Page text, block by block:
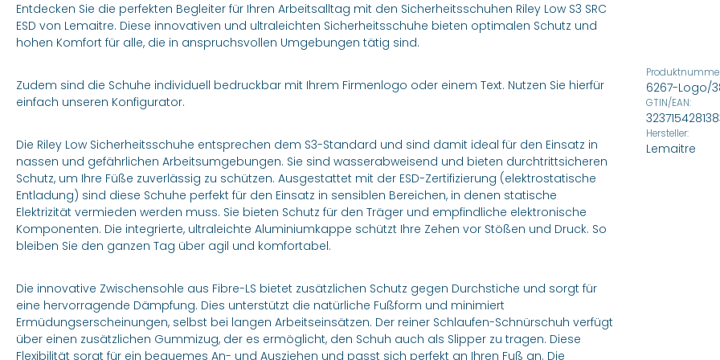
6267-Logo/
GTIN/EAN:
Hersteller:
Lemaitre
Entdecken Sie die perfekten Begleiter für Ihren Arbeitsalltag mit den Sicherheitsschuhen Riley Low S3 SRC
ESD von Lemaitre. Diese innovativen und ultraleichten Sicherheitsschuhe bieten optimalen Schutz und
hohen Komfort für alle, die in anspruchsvollen Umgebungen tätig sind.
Zudem sind die Schuhe individuell bedruckbar mit Ihrem Firmenlogo oder einem Text. Nutzen Sie hierfür
einfach unseren Konfigurator.
Die Riley Low Sicherheitsschuhe entsprechen dem S3-Standard und sind damit ideal für den Einsatz in
nassen und gefährlichen Arbeitsumgebungen. Sie sind wasserabweisend und bieten durchtrittsicheren
Schutz, um Ihre Füße zuverlässig zu schützen. Ausgestattet mit der ESD-Zertifizierung (elektrostatische
Entladung) sind diese Schuhe perfekt für den Einsatz in sensiblen Bereichen, in denen statische
Elektrizität vermieden werden muss. Sie bieten Schutz für den Träger und empfindliche elektronische
Komponenten. Die integrierte, ultraleichte Aluminiumkappe schützt Ihre Zehen vor Stößen und Druck. So
bleiben Sie den ganzen Tag über agil und komfortabel.
Die innovative Zwischensohle aus Fibre-LS bietet zusätzlichen Schutz gegen Durchstiche und sorgt für
eine hervorragende Dämpfung. Dies unterstützt die natürliche Fußform und minimiert
Ermüdungserscheinungen, selbst bei langen Arbeitseinsätzen. Der reiner Schlaufen-Schnürschuh verfügt
über einen zusätzlichen Gummizug, der es ermöglicht, den Schuh auch als Slipper zu tragen. Diese
Flexibilität sorgt für ein bequemes An- und Ausziehen und passt sich perfekt an Ihren Fuß an. Die